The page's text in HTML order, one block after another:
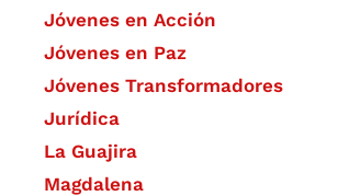
Jóvenes en Acción
Jóvenes en Paz
Jóvenes Transformadores
Jurídica
La Guajira
Magdalena